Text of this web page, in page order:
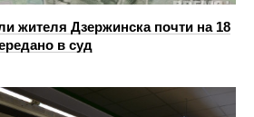
жителя Дзержинска почти на 18
в суд